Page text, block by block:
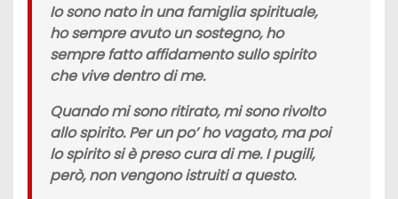
Io sono nato in una famiglia spirituale,
ho sempre avuto un sostegno, ho
sempre fatto affidamento sullo spirito
che vive dentro di me.
Quando mi sono ritirato, mi sono rivolto
allo spirito. Per un po’ ho vagato, ma poi
lo spirito si è preso cura di me. I pugili,
però, non vengono istruiti a questo.